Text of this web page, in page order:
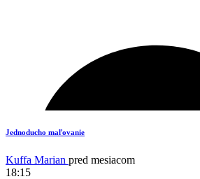
10
Jednoducho maľovanie
Kuffa Marian pred mesiacom
18:15